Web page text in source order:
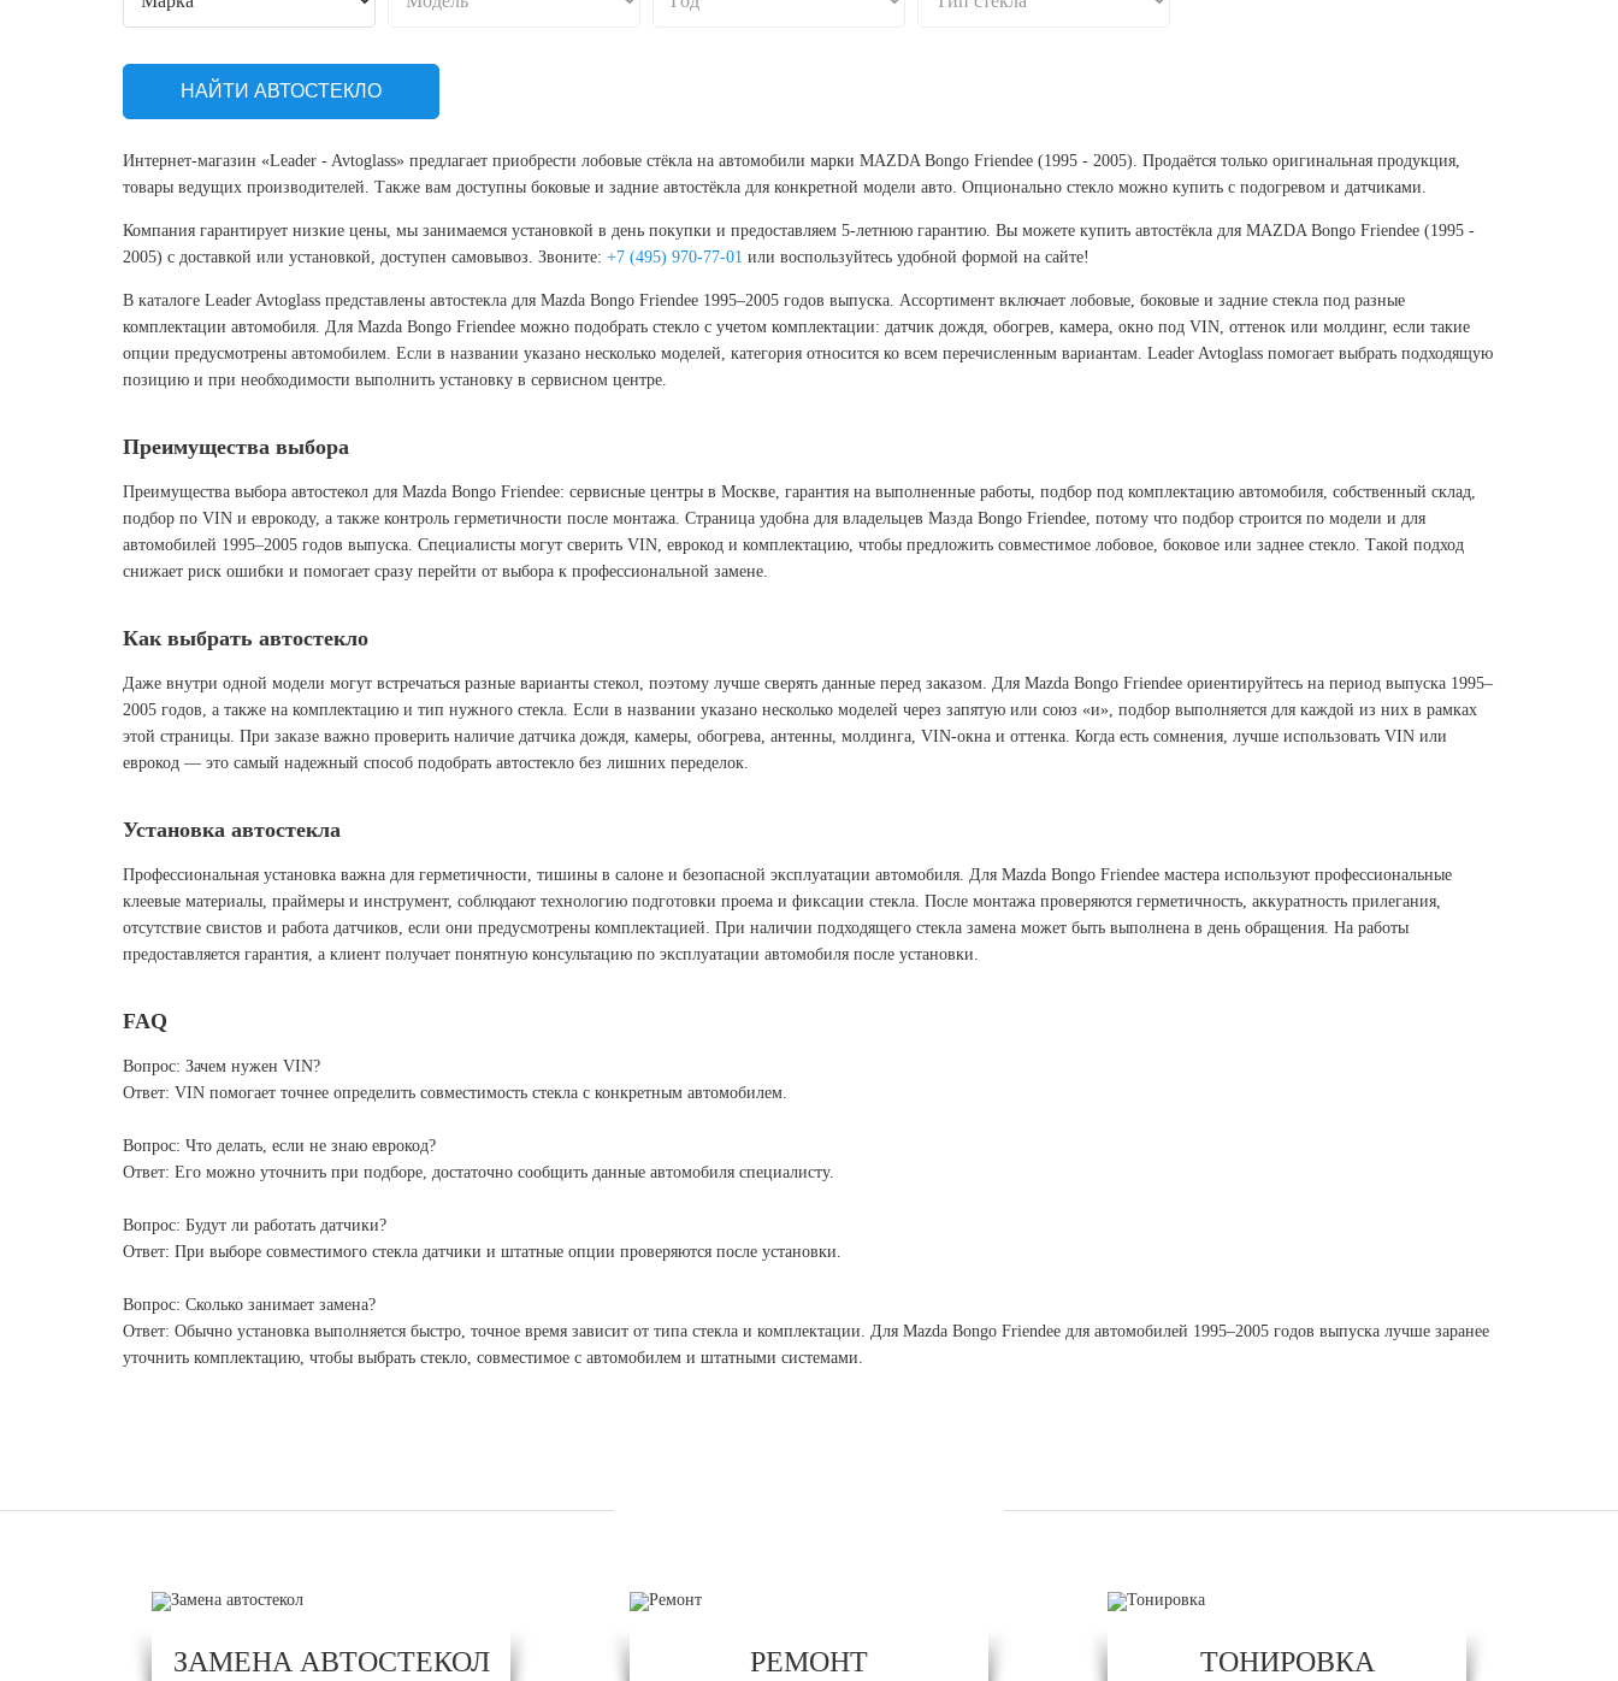
НАЙТИ АВТОСТЕКЛО
Интернет-магазин «Leader - Avtoglass» предлагает приобрести лобовые стёкла на автомобили марки MAZDA Bongo Friendee (1995 - 2005). Продаётся только оригинальная продукция,
товары ведущих производителей. Также вам доступны боковые и задние автостёкла для конкретной модели авто. Опционально стекло можно купить с подогревом и датчиками.
Компания гарантирует низкие цены, мы занимаемся установкой в день покупки и предоставляем 5-летнюю гарантию. Вы можете купить автостёкла для MAZDA Bongo Friendee (1995 -
2005) с доставкой или установкой, доступен самовывоз. Звоните: +7 (495) 970-77-01 или воспользуйтесь удобной формой на сайте!
В каталоге Leader Avtoglass представлены автостекла для Mazda Bongo Friendee 1995–2005 годов выпуска. Ассортимент включает лобовые, боковые и задние стекла под разные
комплектации автомобиля. Для Mazda Bongo Friendee можно подобрать стекло с учетом комплектации: датчик дождя, обогрев, камера, окно под VIN, оттенок или молдинг, если такие
опции предусмотрены автомобилем. Если в названии указано несколько моделей, категория относится ко всем перечисленным вариантам. Leader Avtoglass помогает выбрать подходящую
позицию и при необходимости выполнить установку в сервисном центре.
Преимущества выбора
Преимущества выбора автостекол для Mazda Bongo Friendee: сервисные центры в Москве, гарантия на выполненные работы, подбор под комплектацию автомобиля, собственный склад,
подбор по VIN и еврокоду, а также контроль герметичности после монтажа. Страница удобна для владельцев Мазда Bongo Friendee, потому что подбор строится по модели и для
автомобилей 1995–2005 годов выпуска. Специалисты могут сверить VIN, еврокод и комплектацию, чтобы предложить совместимое лобовое, боковое или заднее стекло. Такой подход
снижает риск ошибки и помогает сразу перейти от выбора к профессиональной замене.
Как выбрать автостекло
Даже внутри одной модели могут встречаться разные варианты стекол, поэтому лучше сверять данные перед заказом. Для Mazda Bongo Friendee ориентируйтесь на период выпуска 1995–
2005 годов, а также на комплектацию и тип нужного стекла. Если в названии указано несколько моделей через запятую или союз «и», подбор выполняется для каждой из них в рамках
этой страницы. При заказе важно проверить наличие датчика дождя, камеры, обогрева, антенны, молдинга, VIN-окна и оттенка. Когда есть сомнения, лучше использовать VIN или
еврокод — это самый надежный способ подобрать автостекло без лишних переделок.
Установка автостекла
Профессиональная установка важна для герметичности, тишины в салоне и безопасной эксплуатации автомобиля. Для Mazda Bongo Friendee мастера используют профессиональные
клеевые материалы, праймеры и инструмент, соблюдают технологию подготовки проема и фиксации стекла. После монтажа проверяются герметичность, аккуратность прилегания,
отсутствие свистов и работа датчиков, если они предусмотрены комплектацией. При наличии подходящего стекла замена может быть выполнена в день обращения. На работы
предоставляется гарантия, а клиент получает понятную консультацию по эксплуатации автомобиля после установки.
FAQ
Вопрос: Зачем нужен VIN?
Ответ: VIN помогает точнее определить совместимость стекла с конкретным автомобилем.
Вопрос: Что делать, если не знаю еврокод?
Ответ: Его можно уточнить при подборе, достаточно сообщить данные автомобиля специалисту.
Вопрос: Будут ли работать датчики?
Ответ: При выборе совместимого стекла датчики и штатные опции проверяются после установки.
Вопрос: Сколько занимает замена?
Ответ: Обычно установка выполняется быстро, точное время зависит от типа стекла и комплектации. Для Mazda Bongo Friendee для автомобилей 1995–2005 годов выпуска лучше заранее
уточнить комплектацию, чтобы выбрать стекло, совместимое с автомобилем и штатными системами.
ЗАМЕНА АВТОСТЕКОЛ РЕМОНТ ТОНИРОВКА